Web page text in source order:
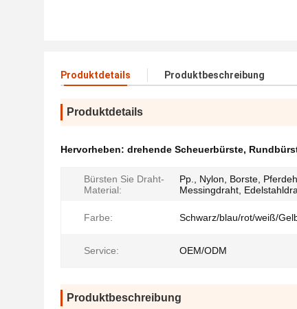
Produktdetails Produktbeschreibung
Produktdetails
Hervorheben: drehende Scheuerbürste,
Bürsten Sie Draht-
Material:
Pp., Nylon, Borste,
Messingdraht,
Farbe: Schwarz/blau/rot/weiß/
Service: OEM/ODM
Produktbeschreibung